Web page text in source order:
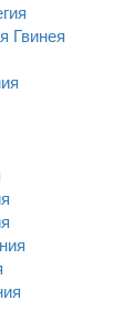
Гвинея